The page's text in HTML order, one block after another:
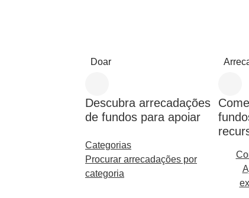
Doar
Descubra arrecadações
de fundos para apoiar
Categorias
Procurar arrecadações por
categoria